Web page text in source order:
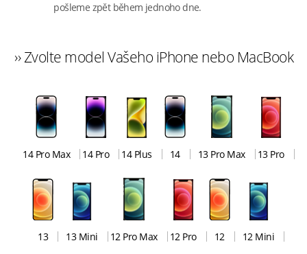
pošleme zpět během jednoho dne.
›› Zvolte model Vašeho iPhone nebo MacBook
14 Pro Max 14 Pro 14 Plus 14 13 Pro Max 13 Pro
13 13 Mini 12 Pro Max 12 Pro 12 12 Mini